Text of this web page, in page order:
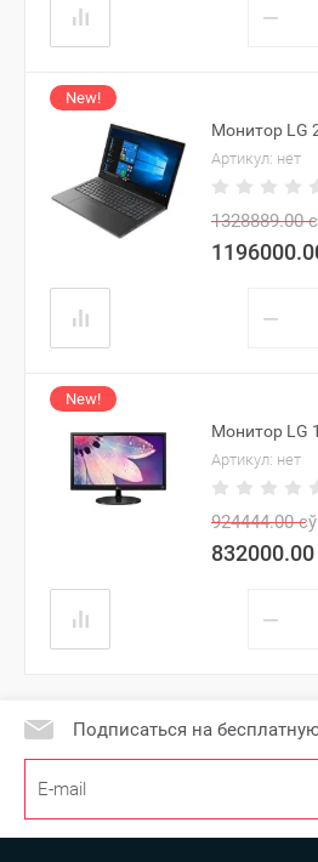
−
New!
Монитор LG
Артикул: нет
1328889.00
−
New!
Монитор LG
Артикул: нет
924444.00
832000.00
−
Подписаться на